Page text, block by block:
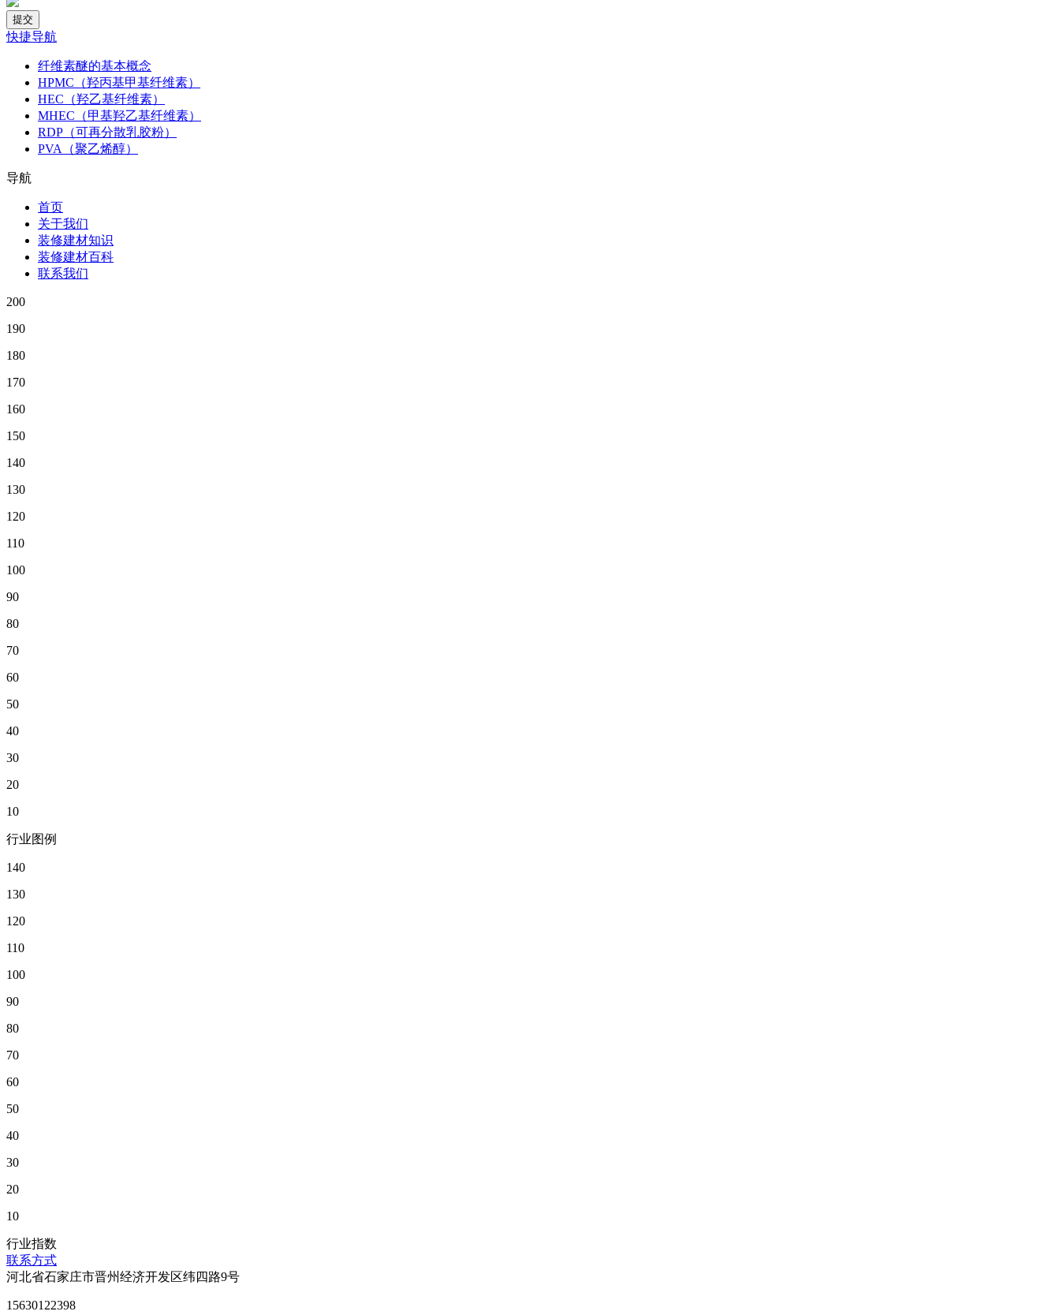
快捷导航
纤维素醚的基本概念
HPMC（羟丙基甲基纤维素）
HEC（羟乙基纤维素）
MHEC（甲基羟乙基纤维素）
RDP（可再分散乳胶粉）
PVA（聚乙烯醇）
导航
首页
关于我们
装修建材知识
装修建材百科
联系我们
200
190
180
170
160
150
140
130
120
110
100
90
80
70
60
50
40
30
20
10
行业图例
140
130
120
110
100
90
80
70
60
50
40
30
20
10
行业指数
联系方式
河北省石家庄市晋州经济开发区纬四路9号
15630122398